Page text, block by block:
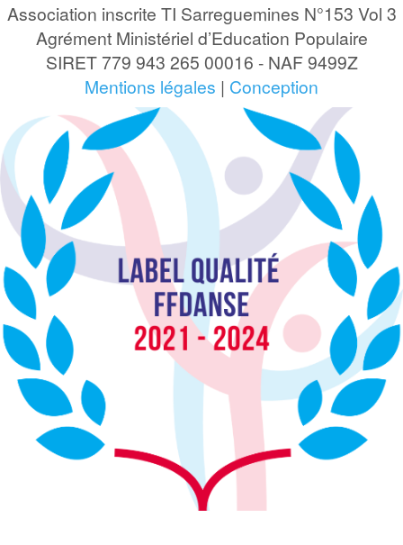
Association inscrite TI Sarreguemines N°153 Vol 3
Agrément Ministériel d’Education Populaire
SIRET 779 943 265 00016 - NAF 9499Z
Mentions légales | Conception